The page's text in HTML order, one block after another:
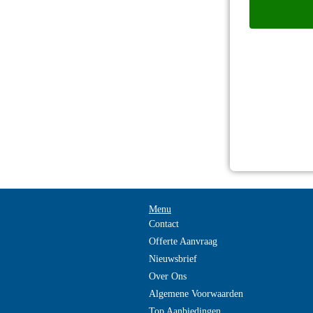
Menu
Contact
Offerte Aanvraag
Nieuwsbrief
Over Ons
Algemene Voorwaarden